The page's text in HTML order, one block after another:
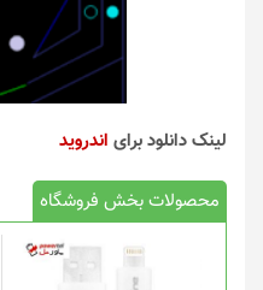
لینک دانلود برای اندروید
محصولات بخش فروشگاه